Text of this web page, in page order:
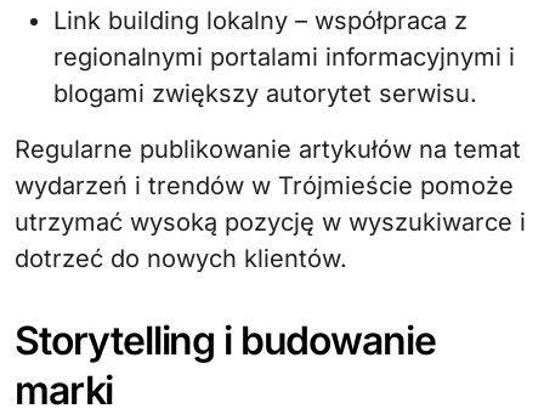
Link building lokalny – współpraca z
regionalnymi portalami informacyjnymi i
blogami zwiększy autorytet serwisu.
Regularne publikowanie artykułów na temat
wydarzeń i trendów w Trójmieście pomoże
utrzymać wysoką pozycję w wyszukiwarce i
dotrzeć do nowych klientów.
Storytelling i budowanie
marki